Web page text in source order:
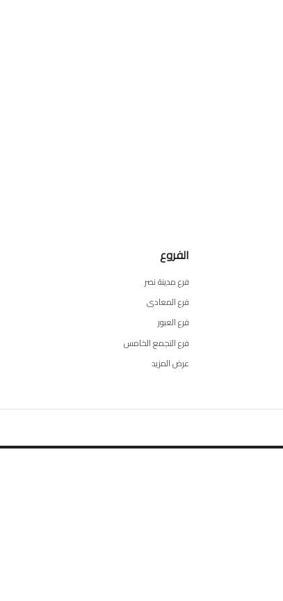
الفروع
فرع مدينة نصر
فرع المعادى
فرع العبور
فرع التجمع الخامس
عرض المزيد